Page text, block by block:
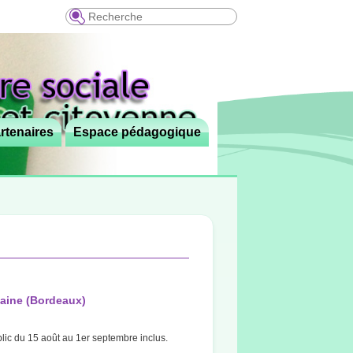
Recherche
Espace pédagogique
(Bordeaux)
du 15 août au 1er septembre inclus.